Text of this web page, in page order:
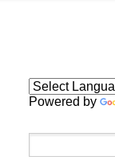
Powered by